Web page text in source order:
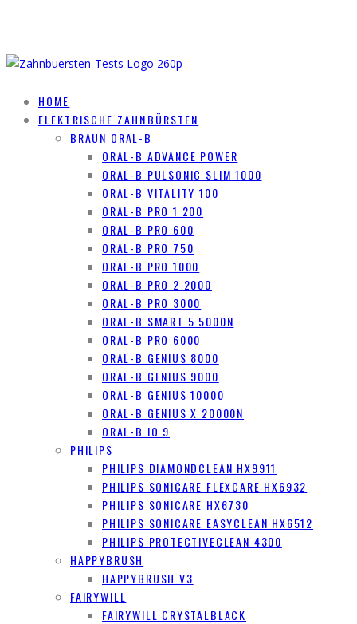
HOME
ELEKTRISCHE ZAHNBÜRSTEN
BRAUN ORAL-B
ORAL-B ADVANCE POWER
ORAL-B PULSONIC SLIM 1000
ORAL-B VITALITY 100
ORAL-B PRO 1 200
ORAL-B PRO 600
ORAL-B PRO 750
ORAL-B PRO 1000
ORAL-B PRO 2 2000
ORAL-B PRO 3000
ORAL-B SMART 5 5000N
ORAL-B PRO 6000
ORAL-B GENIUS 8000
ORAL-B GENIUS 9000
ORAL-B GENIUS 10000
ORAL-B GENIUS X 20000N
ORAL-B IO 9
PHILIPS
PHILIPS DIAMONDCLEAN HX9911
PHILIPS SONICARE FLEXCARE HX6932
PHILIPS SONICARE HX6730
PHILIPS SONICARE EASYCLEAN HX6512
PHILIPS PROTECTIVECLEAN 4300
HAPPYBRUSH
HAPPYBRUSH V3
FAIRYWILL
FAIRYWILL CRYSTALBLACK